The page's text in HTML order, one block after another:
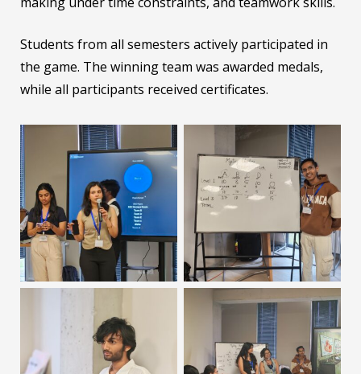
Students from all semesters actively participated in
the game. The winning team was awarded medals,
while all participants received certificates.